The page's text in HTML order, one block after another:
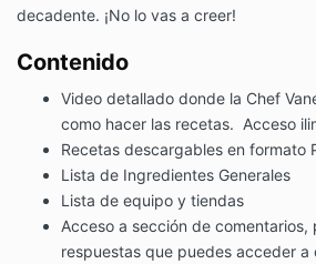
decadente. ¡No lo vas a creer!
Contenido
Video detallado donde la Chef
como hacer las recetas. Acceso
Recetas descargables en formato
Lista de Ingredientes Generales
Lista de equipo y tiendas
Acceso a sección de comentarios,
respuestas que puedes acceder a